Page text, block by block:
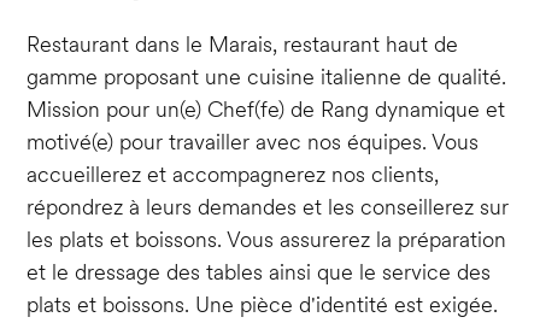
Restaurant dans le Marais, restaurant haut de
gamme proposant une cuisine italienne de qualité.
Mission pour un(e) Chef(fe) de Rang dynamique et
motivé(e) pour travailler avec nos équipes. Vous
accueillerez et accompagnerez nos clients,
répondrez à leurs demandes et les conseillerez sur
les plats et boissons. Vous assurerez la préparation
et le dressage des tables ainsi que le service des
plats et boissons. Une pièce d'identité est exigée.